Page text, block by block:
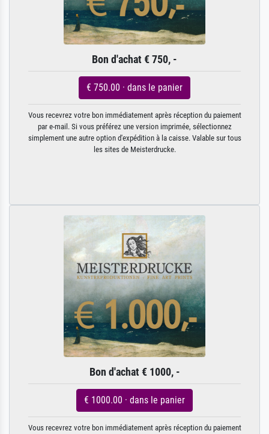
Bon d'achat € 750, -
€ 750.00 · dans le panier
Vous recevrez votre bon immédiatement après réception du paiement
par e-mail. Si vous préférez une version imprimée, sélectionnez
simplement une autre option d'expédition à la caisse. Valable sur tous
les sites de Meisterdrucke.
Bon d'achat € 1000, -
€ 1000.00 · dans le panier
Vous recevrez votre bon immédiatement après réception du paiement